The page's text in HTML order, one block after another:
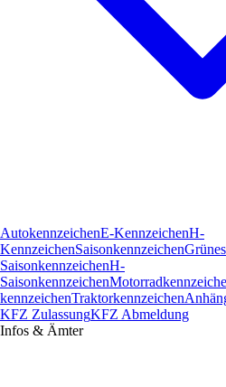
AutokennzeichenE-KennzeichenH-
KennzeichenSaisonkennzeichen
SaisonkennzeichenH-
Saisonkennzeichen
kennzeichenTraktorkennzeichen
KFZ ZulassungKFZ Abmeldung
Infos & Ämter